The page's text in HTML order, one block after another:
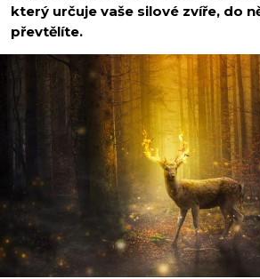
který určuje vaše silové zvíře, do
převtělíte.